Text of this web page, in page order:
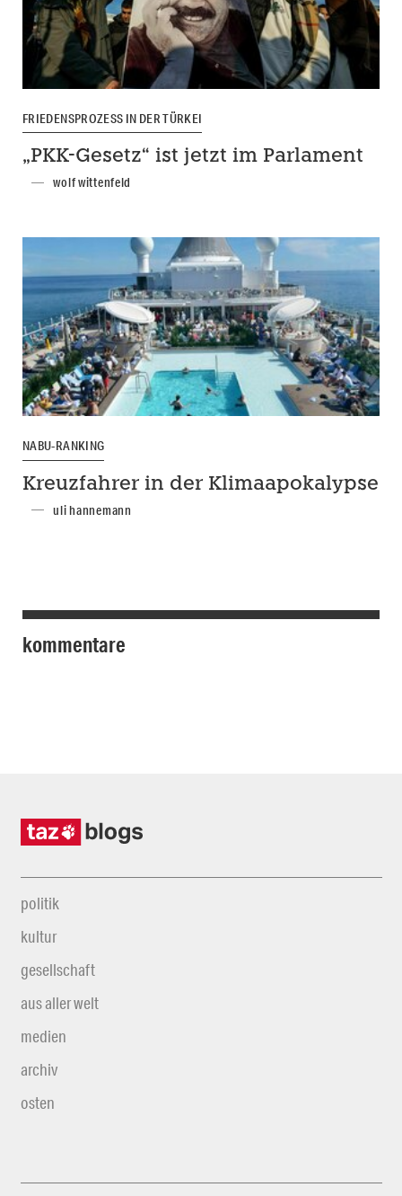
FRIEDENSPROZESS IN DER TÜRKEI
„PKK-Gesetz“ ist jetzt im Parlament
wolf wittenfeld
NABU-RANKING
Kreuzfahrer in der Klimaapokalypse
uli hannemann
kommentare
politik
kultur
gesellschaft
aus aller welt
medien
archiv
osten